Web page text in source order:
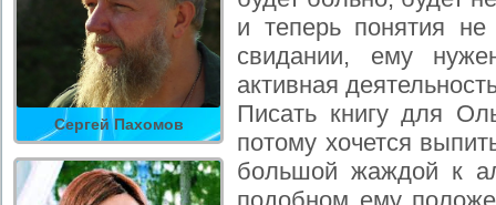
Сергей Пахомов
и теперь понятия не
свидании, ему
активная
Писать книгу для
потому хочется
большой жаждой к